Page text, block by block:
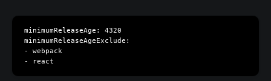
minimumReleaseAge: 4320
minimumReleaseAgeExclude:
- webpack
- react